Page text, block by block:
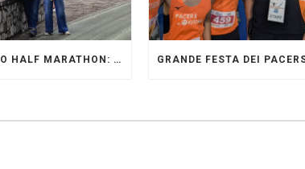
LAGO D’ISEO HALF MARATHON: ORIGINALI PRESENTI